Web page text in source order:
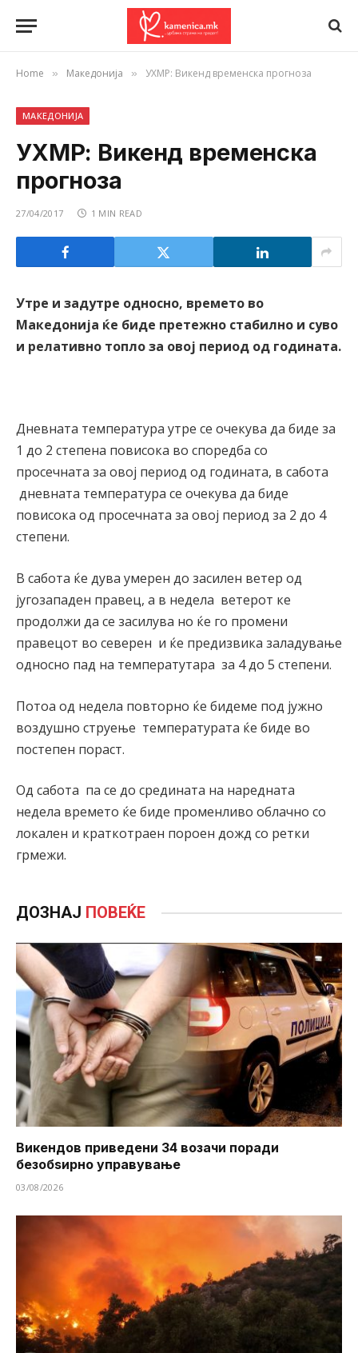
Home » Македонија » УХМР: Викенд временска прогноза
МАКЕДОНИЈА
УХМР: Викенд временска
прогноза
27/04/2017 1 MIN READ
Утре и задутре односно, времето во
Македонија ќе биде претежно стабилно и суво
и релативно топло за овој период од годината.
Дневната температура утре се очекува да биде за
1 до 2 степена повисока во споредба со
просечната за овој период од годината, в сабота
дневната температура се очекува да биде
повисока од просечната за овој период за 2 до 4
степени.
В сабота ќе дува умерен до засилен ветер од
југозападен правец, а в недела ветерот ке
продолжи да се засилува но ќе го промени
правецот во северен и ќе предизвика заладување
односно пад на температутара за 4 до 5 степени.
Потоа од недела повторно ќе бидеме под јужно
воздушно струење температурата ќе биде во
постепен пораст.
Од сабота па се до средината на наредната
недела времето ќе биде променливо облачно со
локален и краткотраен пороен дожд со ретки
грмежи.
ДОЗНАЈ ПОВЕЌЕ
Викендов приведени 34 возачи поради
безобѕирно управување
03/08/2026